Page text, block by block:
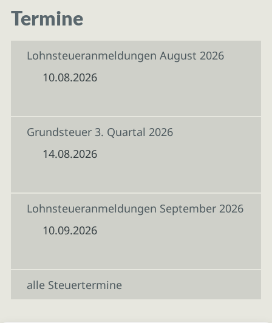
Termine
Lohnsteueranmeldungen August 2026
10.08.2026
Grundsteuer 3. Quartal 2026
14.08.2026
Lohnsteueranmeldungen September 2026
10.09.2026
alle Steuertermine